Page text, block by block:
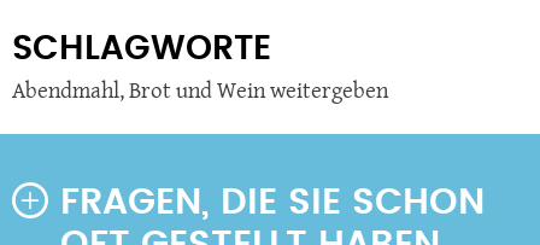
SCHLAGWORTE
Abendmahl,Brot und Wein weitergeben
FRAGEN, DIE SIE SCHON